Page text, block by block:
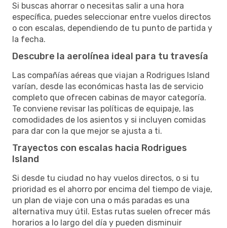
Si buscas ahorrar o necesitas salir a una hora
específica, puedes seleccionar entre vuelos directos
o con escalas, dependiendo de tu punto de partida y
la fecha.
Descubre la aerolínea ideal para tu travesía
Las compañías aéreas que viajan a Rodrigues Island
varían, desde las económicas hasta las de servicio
completo que ofrecen cabinas de mayor categoría.
Te conviene revisar las políticas de equipaje, las
comodidades de los asientos y si incluyen comidas
para dar con la que mejor se ajusta a ti.
Trayectos con escalas hacia Rodrigues
Island
Si desde tu ciudad no hay vuelos directos, o si tu
prioridad es el ahorro por encima del tiempo de viaje,
un plan de viaje con una o más paradas es una
alternativa muy útil. Estas rutas suelen ofrecer más
horarios a lo largo del día y pueden disminuir